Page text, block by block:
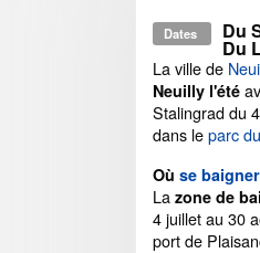
Dates Du
Du
La ville de
Neuilly l'été
Stalingrad du
dans leparc
Où se
La zone de
4 juillet au 30
port de